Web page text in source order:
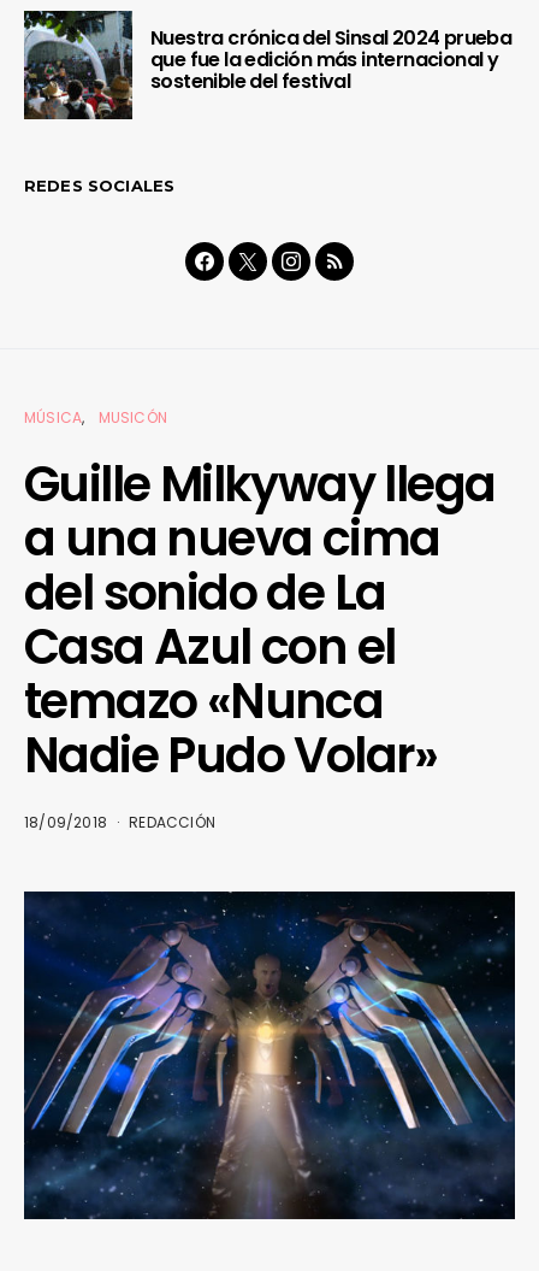
Nuestra crónica del Sinsal 2024 prueba
que fue la edición más internacional y
sostenible del festival
REDES SOCIALES
MÚSICA MUSICÓN
Guille Milkyway llega
a una nueva cima
del sonido de La
Casa Azul con el
temazo «Nunca
Nadie Pudo Volar»
18/09/2018 REDACCIÓN